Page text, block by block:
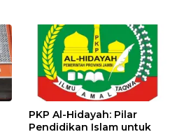
PKP Al-Hidayah: Pilar
Pendidikan Islam untuk